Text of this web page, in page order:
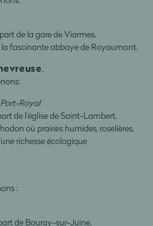
de la gare de Viarmes.
fascinante abbaye de Royaumont.
.
Royal
de l’église de Saint-Lambert.
où prairies humides, roselières,
richesse écologique
:
de Bouray-sur-Juine.